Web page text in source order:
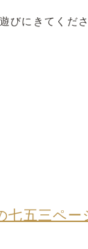
びにきてくだ
七五三ペー